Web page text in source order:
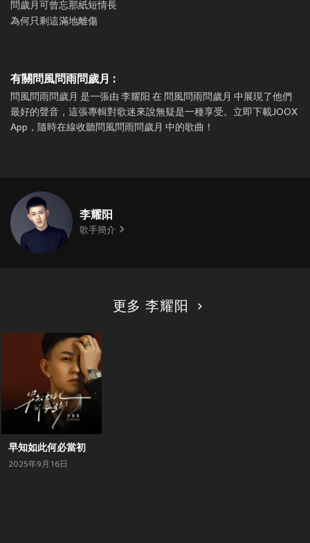
問歲月可曾忘那紙短情長
為何只剩這滿地離傷
有關問風問雨問歲月 :
問風問雨問歲月 是一張由 李耀阳 在 問風問雨問歲月 中展現了他們
最好的聲音，這張專輯對歌迷來說無疑是一種享受。立即下載JOOX
App，隨時在線收聽問風問雨問歲月 中的歌曲！
李耀阳
歌手簡介
更多 李耀阳
早知如此何必當初
2025年9月16日